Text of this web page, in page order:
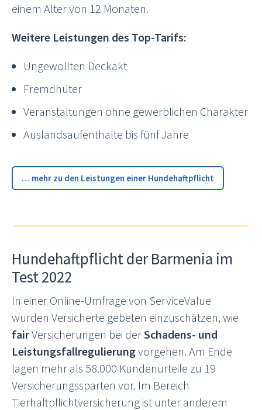
einem Alter von 12 Monaten.
Weitere Leistungen des Top-Tarifs:
Ungewollten Deckakt
Fremdhüter
Veranstaltungen ohne gewerblichen Charakter
Auslandsaufenthalte bis fünf Jahre
… mehr zu den Leistungen einer Hundehaftpflicht
Hundehaftpflicht der Barmenia im
Test 2022
In einer Online-Umfrage von ServiceValue
wurden Versicherte gebeten einzuschätzen, wie
fairVersicherungen bei derSchadens- und
Leistungsfallregulierungvorgehen. Am Ende
lagen mehr als 58.000 Kundenurteile zu 19
Versicherungssparten vor. Im Bereich
Tierhaftpflichtversicherung ist unter anderem